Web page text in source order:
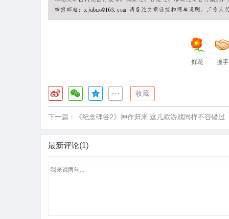
鲜花 握手
收藏
下一篇： 《纪念碑谷2》神作归来 这几款游戏同样不容错过
最新评论(1)